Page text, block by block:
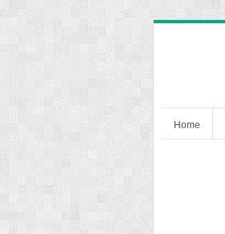
Home